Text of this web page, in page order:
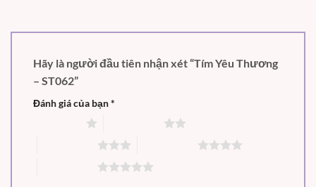
Hãy là người đầu tiên nhận xét “Tím Yêu Thương
– ST062”
Đánh giá của bạn*